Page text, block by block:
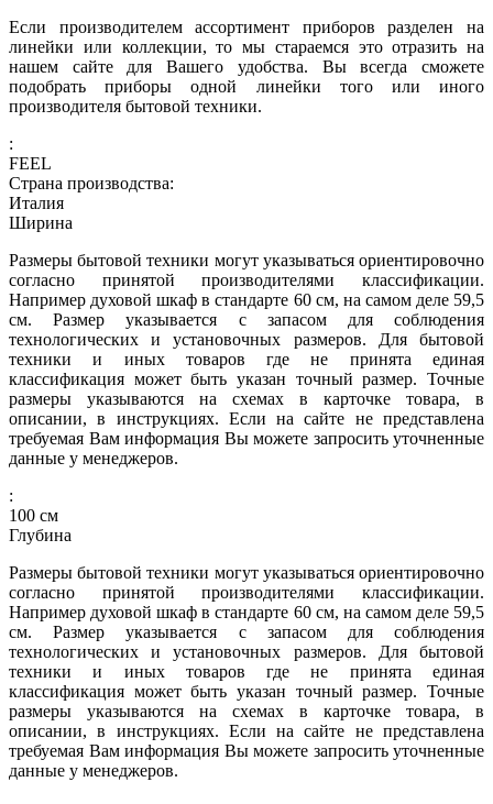
Если производителем ассортимент приборов разделен на
линейки или коллекции, то мы стараемся это отразить на
нашем сайте для Вашего удобства. Вы всегда сможете
подобрать приборы одной линейки того или иного
производителя бытовой техники.
:
FEEL
Страна производства:
Италия
Ширина
Размеры бытовой техники могут указываться ориентировочно
согласно принятой производителями классификации.
Например духовой шкаф в стандарте 60 см, на самом деле 59,5
см. Размер указывается с запасом для соблюдения
технологических и установочных размеров. Для бытовой
техники и иных товаров где не принята единая
классификация может быть указан точный размер. Точные
размеры указываются на схемах в карточке товара, в
описании, в инструкциях. Если на сайте не представлена
требуемая Вам информация Вы можете запросить уточненные
данные у менеджеров.
:
100 см
Глубина
Размеры бытовой техники могут указываться ориентировочно
согласно принятой производителями классификации.
Например духовой шкаф в стандарте 60 см, на самом деле 59,5
см. Размер указывается с запасом для соблюдения
технологических и установочных размеров. Для бытовой
техники и иных товаров где не принята единая
классификация может быть указан точный размер. Точные
размеры указываются на схемах в карточке товара, в
описании, в инструкциях. Если на сайте не представлена
требуемая Вам информация Вы можете запросить уточненные
данные у менеджеров.